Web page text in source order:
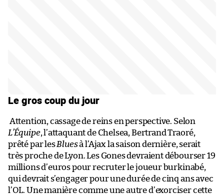
Le gros coup du jour
Attention, cassage de reins en perspective. Selon
L’Équipe, l’attaquant de Chelsea, Bertrand Traoré,
prêté par lesBluesà l’Ajax la saison dernière, serait
très proche de Lyon. Les Gones devraient débourser 19
millions d’euros pour recruter le joueur burkinabé,
qui devrait s’engager pour une durée de cinq ans avec
l’OL. Une manière comme une autre d’exorciser cette